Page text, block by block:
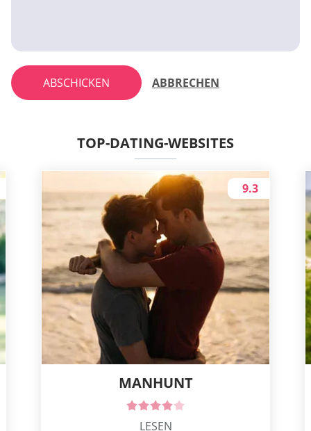
ABSCHICKEN ABBRECHEN
TOP-DATING-WEBSITES
MANHUNT
9.3
LESEN